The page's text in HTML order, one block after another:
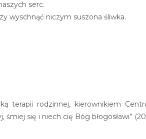
serc.
wyschnąć niczym suszona śliwka.
terapii rodzinnej, kierownikiem
się i niech cię Bóg błogosławi”